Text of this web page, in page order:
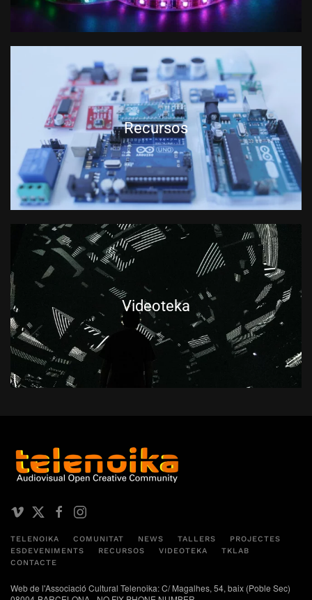
Recursos
Videoteka
TELENOIKA COMUNITAT NEWS TALLERS
PROJECTES
ESDEVENIMENTS
RECURSOS VIDEOTEKA
TKLAB
CONTACTE
Web de l'Associació Cultural Telenoika: C/ Magalhes, 54, baix (Poble Sec)